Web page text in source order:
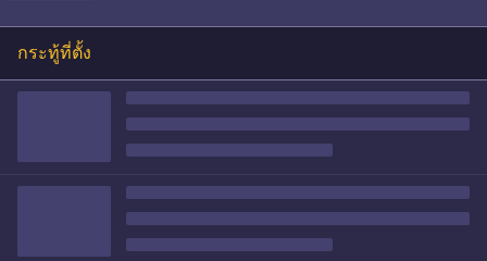
กระทู้ที่ตั้ง